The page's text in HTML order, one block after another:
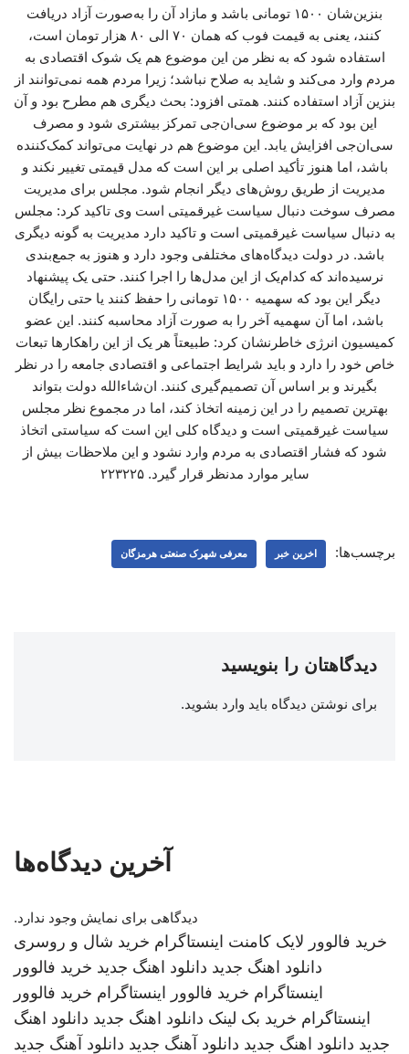
بنزین‌شان ۱۵۰۰ تومانی باشد و مازاد آن را به‌صورت آزاد دریافت
کنند، یعنی به قیمت فوب که همان ۷۰ الی ۸۰ هزار تومان است،
استفاده شود که به نظر من این موضوع هم یک شوک اقتصادی به
مردم وارد می‌کند و شاید به صلاح نباشد؛ زیرا مردم همه نمی‌توانند از
بنزین آزاد استفاده کنند. همتی افزود: بحث دیگری هم مطرح بود و آن
این بود که بر موضوع سی‌ان‌جی تمرکز بیشتری شود و مصرف
سی‌ان‌جی افزایش یابد. این موضوع هم در نهایت می‌تواند کمک‌کننده
باشد، اما هنوز تأکید اصلی بر این است که مدل قیمتی تغییر نکند و
مدیریت از طریق روش‌های دیگر انجام شود. مجلس برای مدیریت
مصرف سوخت دنبال سیاست غیرقمیتی است وی تاکید کرد: مجلس
به دنبال سیاست غیرقمیتی است و تاکید دارد مدیریت به گونه دیگری
باشد. در دولت دیدگاه‌های مختلفی وجود دارد و هنوز به جمع‌بندی
نرسیده‌اند که کدام‌یک از این مدل‌ها را اجرا کنند. حتی یک پیشنهاد
دیگر این بود که سهمیه ۱۵۰۰ تومانی را حفظ کنند یا حتی رایگان
باشد، اما آن سهمیه آخر را به صورت آزاد محاسبه کنند. این عضو
کمیسیون انرژی خاطرنشان کرد: طبیعتاً هر یک از این راهکارها تبعات
خاص خود را دارد و باید شرایط اجتماعی و اقتصادی جامعه را در نظر
بگیرند و بر اساس آن تصمیم‌گیری کنند. ان‌شاءالله دولت بتواند
بهترین تصمیم را در این زمینه اتخاذ کند، اما در مجموع نظر مجلس
سیاست غیرقمیتی است و دیدگاه کلی این است که سیاستی اتخاذ
شود که فشار اقتصادی به مردم وارد نشود و این ملاحظات بیش از
سایر موارد مدنظر قرار گیرد. ۲۲۳۲۲۵
برچسب‌ها: اخرین خبر معرفی شهرک صنعتی هرمزگان
دیدگاهتان را بنویسید
برای نوشتن دیدگاه باید وارد بشوید.
آخرین دیدگاه‌ها
دیدگاهی برای نمایش وجود ندارد.
خرید فالوور لایک کامنت اینستاگرام خرید شال و روسری
دانلود اهنگ جدید دانلود اهنگ جدید خرید فالوور
اینستاگرام خرید فالوور اینستاگرام خرید فالوور
اینستاگرام خرید بک لینک دانلود اهنگ جدید دانلود اهنگ
جدید دانلود اهنگ جدید دانلود آهنگ جدید دانلود آهنگ جدید